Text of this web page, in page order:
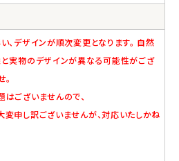
、デザインが順次変更となります。 自然
実物のデザインが異なる可能性がござ
ございませんので、
申し訳ございませんが、対応いたしかね